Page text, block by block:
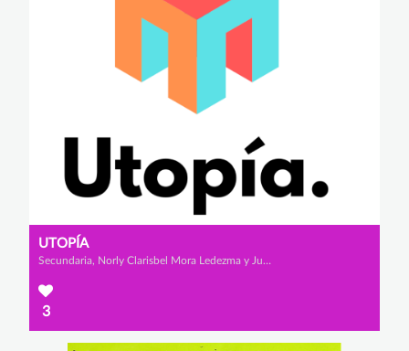
UTOPÍA
Secundaria, Norly Clarisbel Mora Ledezma y Juan Diego Valencia Valencia
3